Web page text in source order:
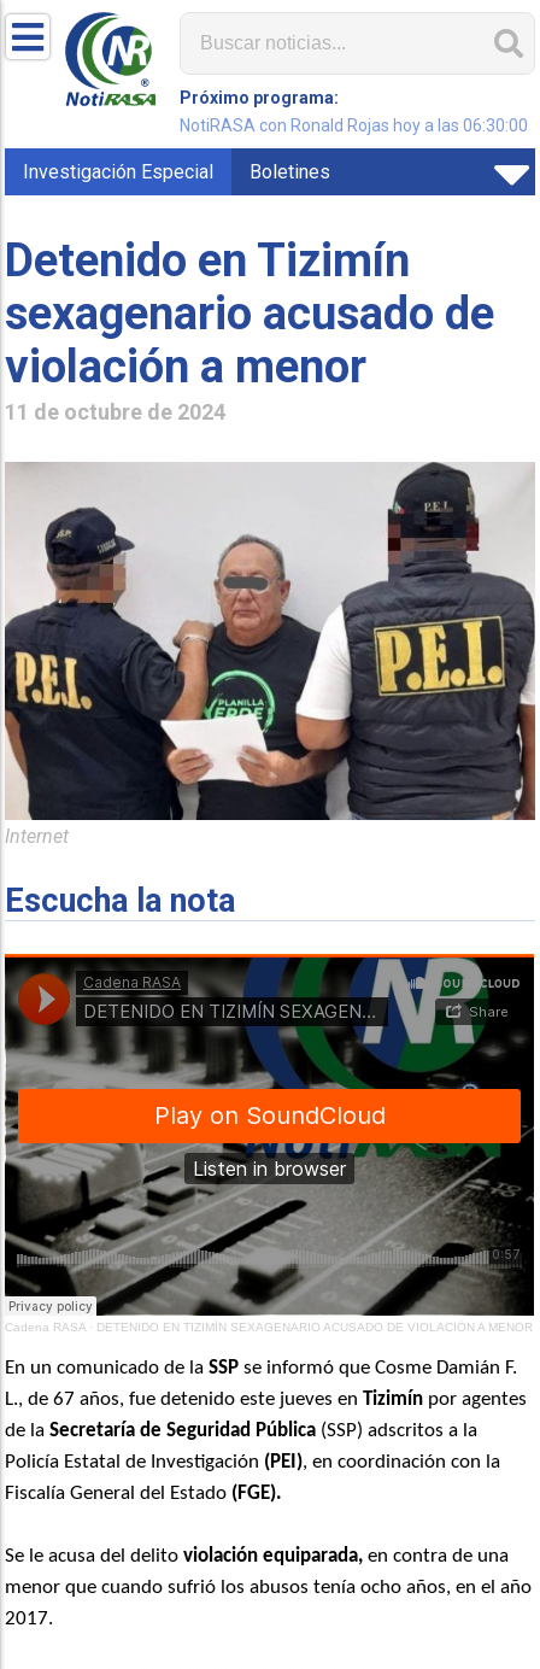
Próximo programa:
NotiRASA con Ronald Rojas hoy a las 06:30:00
Investigación Especial Boletines
Detenido en Tizimín
sexagenario acusado de
violación a menor
11 de octubre de 2024
Internet
Escucha la nota
Cadena RASA · DETENIDO EN TIZIMÍN SEXAGENARIO ACUSADO DE VIOLACIÓN A MENOR
En un comunicado de laSSP se informó que Cosme Damián F.
L., de 67 años, fue detenido este jueves en Tizimín por agentes
de laSecretaría de Seguridad Pública (SSP) adscritos a la
Policía Estatal de Investigación (PEI), en coordinación con la
Fiscalía General del Estado (FGE).
Se le acusa del delito violación equiparada, en contra de una
menor que cuando sufrió los abusos tenía ocho años, en el año
2017.